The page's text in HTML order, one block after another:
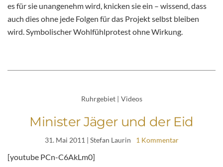
es für sie unangenehm wird, knicken sie ein – wissend, dass
auch dies ohne jede Folgen für das Projekt selbst bleiben
wird. Symbolischer Wohlfühlprotest ohne Wirkung.
Ruhrgebiet | Videos
Minister Jäger und der Eid
31. Mai 2011 | Stefan Laurin 1 Kommentar
[youtube PCn-C6AkLm0]